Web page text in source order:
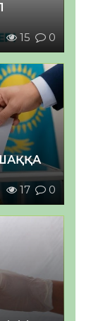
15 0
17 0